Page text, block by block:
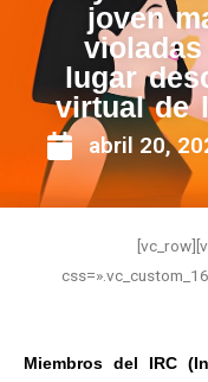
joven
lugar
virtual de
abril 20,
Miembros del IRC